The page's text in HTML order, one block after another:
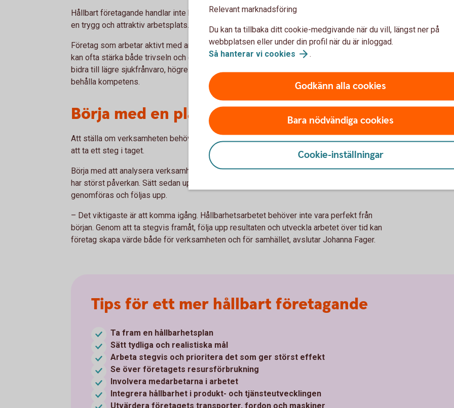
Hållbart företagande handlar inte bara om klimat och miljö. Minst lika viktigt är att skapa
en trygg och attraktiv arbetsplats.
Företag som arbetar aktivt med arbetsmiljö, kompetensutveckling och goda arbetsvillkor
kan ofta stärka både trivseln och engagemanget bland medarbetarna. Det kan i sin tur
bidra till lägre sjukfrånvaro, högre produktivitet och bättre möjligheter att rekrytera och
behålla kompetens.
Börja med en plan
Att ställa om verksamheten behöver inte ske på en gång. För många företag är det bättre
att ta ett steg i taget.
Börja med att analysera verksamhetens förutsättningar och identifiera de områden där ni
har störst påverkan. Sätt sedan upp tydliga mål och en plan för hur arbetet ska
genomföras och följas upp.
– Det viktigaste är att komma igång. Hållbarhetsarbetet behöver inte vara perfekt från
början. Genom att ta stegvis framåt, följa upp resultaten och utveckla arbetet över tid kan
företag skapa värde både för verksamheten och för samhället, avslutar Johanna Fager.
Tips för ett mer hållbart företagande
Ta fram en hållbarhetsplan
Sätt tydliga och realistiska mål
Arbeta stegvis och prioritera det som ger störst effekt
Se över företagets resursförbrukning
Involvera medarbetarna i arbetet
Integrera hållbarhet i produkt- och tjänsteutvecklingen
Utvärdera företagets transporter, fordon och maskiner
Relevant marknadsföring
Du kan ta tillbaka ditt cookie-medgivande när du vill, längst ner på
webbplatsen eller under din profil när du är inloggad.
Så hanterar vi cookies .
Godkänn alla cookies
Bara nödvändiga cookies
Cookie-inställningar